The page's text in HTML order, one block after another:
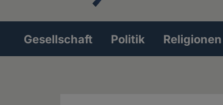
Hauptnavigation
Gesellschaft Politik Religionen